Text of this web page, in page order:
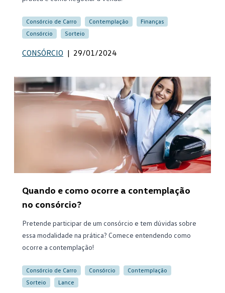
Consórcio de Carro Contemplação
Finanças
Consórcio
Sorteio
CONSÓRCIO | 29/01/2024
Quando e como ocorre a contemplação
no consórcio?
Pretende participar de um consórcio e tem dúvidas sobre
essa modalidade na prática? Comece entendendo como
ocorre a contemplação!
Consórcio de Carro Consórcio
Contemplação
Sorteio
Lance